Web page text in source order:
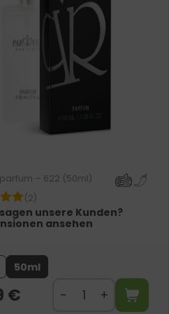
– 622 (50ml)
(2)
unsere Kunden?
ansehen
50ml
€